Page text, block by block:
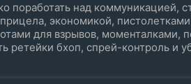
поработать над коммуникацией,
экономикой,
для взрывов, моменталками,
ретейки бхоп, спрей-контроль и